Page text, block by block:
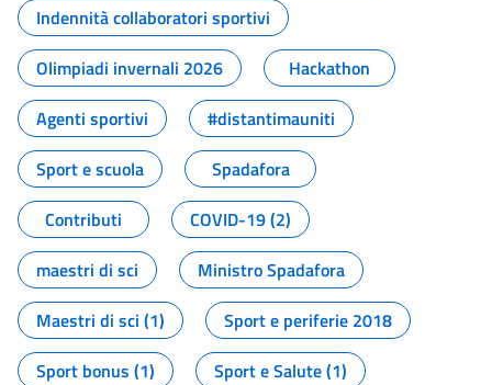
Indennità collaboratori sportivi
Olimpiadi invernali 2026
Hackathon
Agenti sportivi
#distantimauniti
Sport e scuola
Spadafora
Contributi
COVID-19 (2)
maestri di sci
Ministro Spadafora
Maestri di sci (1)
Sport e periferie 2018
Sport bonus (1)
Sport e Salute (1)